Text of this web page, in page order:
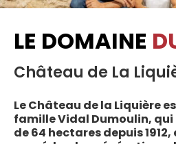
LE DOMAINE
Château de La
Le Château de la Liquière
famille Vidal Dumoulin,
de 64 hectares depuis 1912,